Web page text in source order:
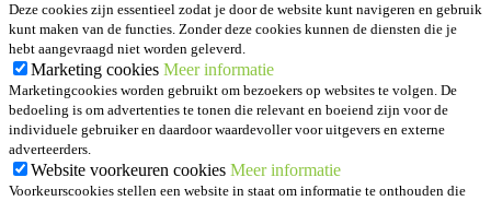
Deze cookies zijn essentieel zodat je door de website kunt navigeren en gebruik
kunt maken van de functies. Zonder deze cookies kunnen de diensten die je
hebt aangevraagd niet worden geleverd.
Marketing cookies Meer informatie
Marketingcookies worden gebruikt om bezoekers op websites te volgen. De
bedoeling is om advertenties te tonen die relevant en boeiend zijn voor de
individuele gebruiker en daardoor waardevoller voor uitgevers en externe
adverteerders.
Website voorkeuren cookies Meer informatie
Voorkeurscookies stellen een website in staat om informatie te onthouden die